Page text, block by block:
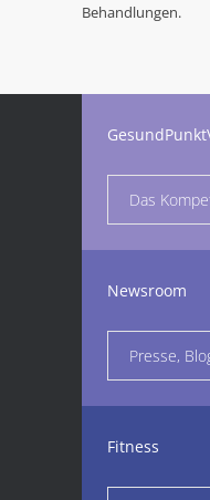
Behandlungen.
Das
Newsroom
Presse,
Fitness